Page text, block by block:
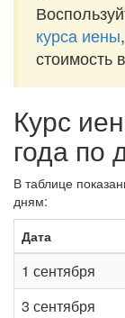
курса иены
стоимость
Курс
года по
В таблице
дням:
Дата
1 сентября
3 сентября